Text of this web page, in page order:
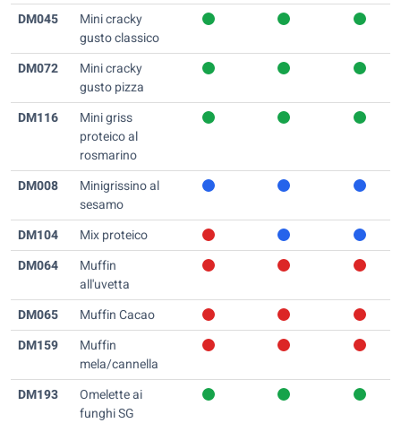
DM045
Mini cracky
gusto classico
DM072
Mini cracky
gusto pizza
DM116
Mini griss
proteico al
rosmarino
DM008
Minigrissino al
sesamo
DM104
Mix proteico
DM064
Muffin
all'uvetta
DM065
Muffin Cacao
DM159
Muffin
mela/cannella
DM193
Omelette ai
funghi SG